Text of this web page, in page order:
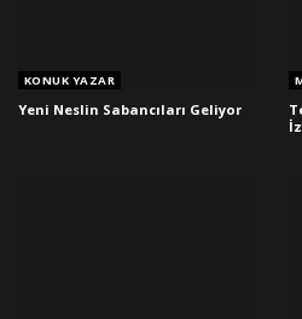
KONUK YAZAR
Yeni Neslin Sabancıları Geliyor